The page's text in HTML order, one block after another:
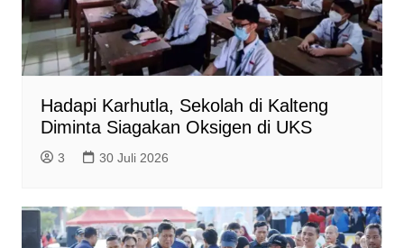
Hadapi Karhutla, Sekolah di Kalteng
Diminta Siagakan Oksigen di UKS
3 30 Juli 2026